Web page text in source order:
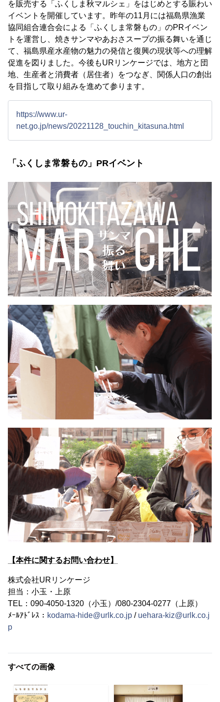
を販売する「ふくしま秋マルシェ」をはじめとする賑わい
イベントを開催しています。昨年の11月には福島県漁業
協同組合連合会による「ふくしま常磐もの」のPRイベン
トを運営し、焼きサンマやあおさスープの振る舞いを通じ
て、福島県産水産物の魅力の発信と復興の現状等への理解
促進を図りました。今後もURリンケージでは、地方と団
地、生産者と消費者（居住者）をつなぎ、関係人口の創出
を目指して取り組みを進めて参ります。
https://www.ur-
net.go.jp/news/20221128_touchin_kitasuna.html
「ふくしま常磐もの」PRイベント
【本件に関するお問い合わせ】
株式会社URリンケージ
担当：小玉・上原
TEL：090-4050-1320（小玉）/080-2304-0277（上原）
ﾒｰﾙｱﾄﾞﾚｽ： kodama-hide@urlk.co.jp / uehara-kiz@urlk.co.j
p
すべての画像